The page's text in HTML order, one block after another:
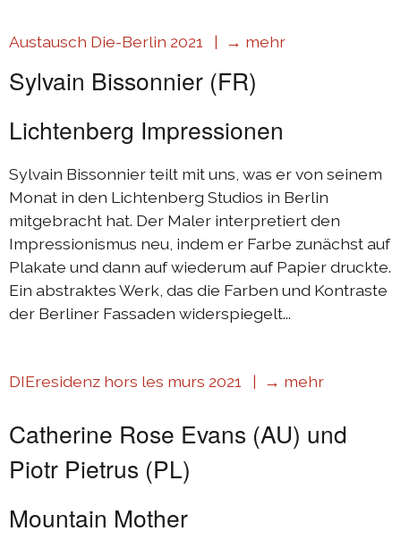
Austausch Die-Berlin 2021 | → mehr
Sylvain Bissonnier (FR)
Lichtenberg Impressionen
Sylvain Bissonnier teilt mit uns, was er von seinem
Monat in den Lichtenberg Studios in Berlin
mitgebracht hat. Der Maler interpretiert den
Impressionismus neu, indem er Farbe zunächst auf
Plakate und dann auf wiederum auf Papier druckte.
Ein abstraktes Werk, das die Farben und Kontraste
der Berliner Fassaden widerspiegelt...
DIEresidenz hors les murs 2021 | → mehr
Catherine Rose Evans (AU) und
Piotr Pietrus (PL)
Mountain Mother